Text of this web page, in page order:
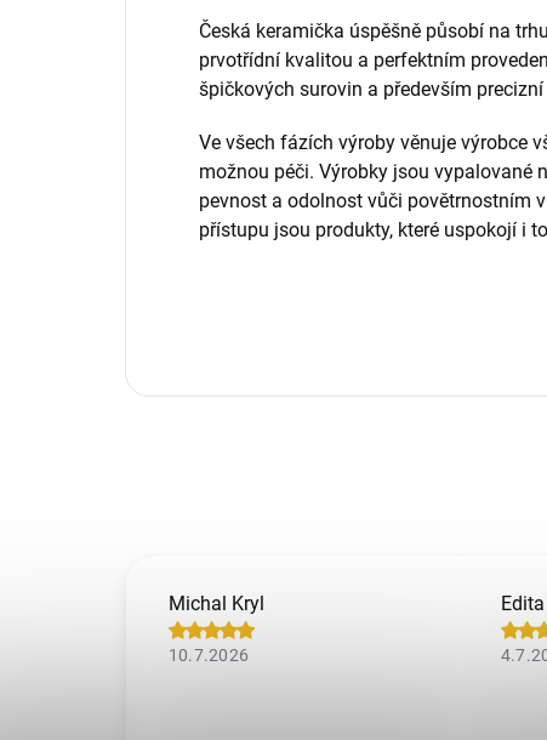
Česká keramička úspěšně působí na
prvotřídní kvalitou a perfektním
špičkových surovin a především precizní
Ve všech fázích výroby věnuje výrobce
možnou péči. Výrobky jsou vypalované
pevnost a odolnost vůči povětrnostním
přístupu jsou produkty, které uspokojí i
Michal Kryl
10.7.2026